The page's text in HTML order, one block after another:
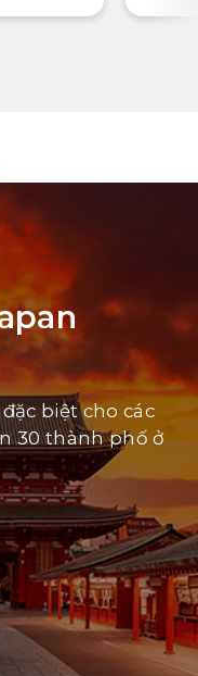
biệt cho các
30 thành phố ở